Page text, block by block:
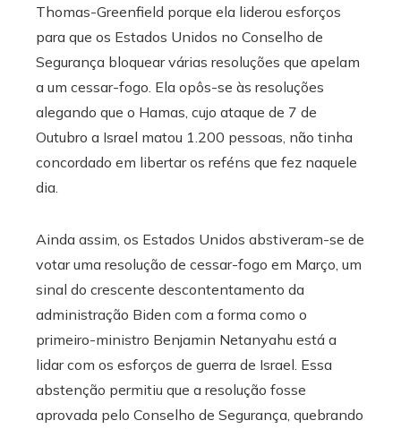
Thomas-Greenfield porque ela liderou esforços
para que os Estados Unidos no Conselho de
Segurança bloquear várias resoluções que apelam
a um cessar-fogo. Ela opôs-se às resoluções
alegando que o Hamas, cujo ataque de 7 de
Outubro a Israel matou 1.200 pessoas, não tinha
concordado em libertar os reféns que fez naquele
dia.
Ainda assim, os Estados Unidos abstiveram-se de
votar uma resolução de cessar-fogo em Março, um
sinal do crescente descontentamento da
administração Biden com a forma como o
primeiro-ministro Benjamin Netanyahu está a
lidar com os esforços de guerra de Israel. Essa
abstenção permitiu que a resolução fosse
aprovada pelo Conselho de Segurança, quebrando